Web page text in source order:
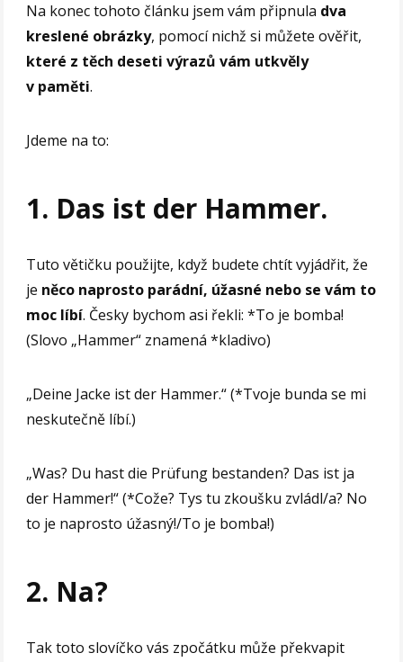
Na konec tohoto článku jsem vám připnula dva
kreslené obrázky, pomocí nichž si můžete ověřit,
které z těch deseti výrazů vám utkvěly
v paměti.
Jdeme na to:
1. Das ist der Hammer.
Tuto větičku použijte, když budete chtít vyjádřit, že
je něco naprosto parádní, úžasné nebo se vám to
moc líbí. Česky bychom asi řekli: *To je bomba!
(Slovo „Hammer“ znamená *kladivo)
„Deine Jacke ist der Hammer.“ (*Tvoje bunda se mi
neskutečně líbí.)
„Was? Du hast die Prüfung bestanden? Das ist ja
der Hammer!“ (*Cože? Tys tu zkoušku zvládl/a? No
to je naprosto úžasný!/To je bomba!)
2. Na?
Tak toto slovíčko vás zpočátku může překvapit